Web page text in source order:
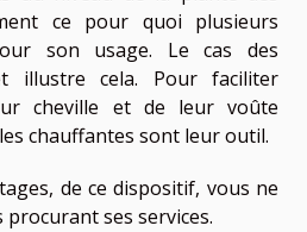
ce pour quoi plusieurs
son usage. Le cas des
illustre cela. Pour faciliter
cheville et de leur voûte
chauffantes sont leur outil.
de ce dispositif, vous ne
ses services.